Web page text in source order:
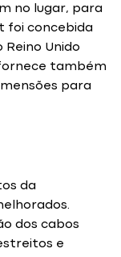
no lugar, para
foi concebida
Unido
também
para
da
dos cabos
e